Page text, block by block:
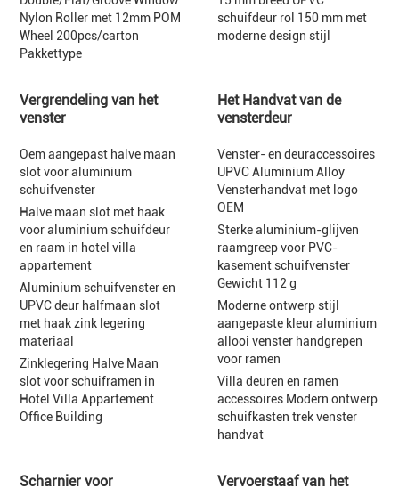
Nylon Roller met 12mm POM
Wheel 200pcs/carton
Pakkettype
schuifdeur rol 150 mm met
moderne design stijl
Vergrendeling van het
venster
Oem aangepast halve maan
slot voor aluminium
schuifvenster
Halve maan slot met haak
voor aluminium schuifdeur
en raam in hotel villa
appartement
Aluminium schuifvenster en
UPVC deur halfmaan slot
met haak zink legering
materiaal
Zinklegering Halve Maan
slot voor schuiframen in
Hotel Villa Appartement
Office Building
Het Handvat van de
vensterdeur
Venster- en deuraccessoires
UPVC Aluminium Alloy
Vensterhandvat met logo
OEM
Sterke aluminium-glijven
raamgreep voor PVC-
kasement schuifvenster
Gewicht 112 g
Moderne ontwerp stijl
aangepaste kleur aluminium
allooi venster handgrepen
voor ramen
Villa deuren en ramen
accessoires Modern ontwerp
schuifkasten trek venster
handvat
Scharnier voor
Vervoerstaaf van het